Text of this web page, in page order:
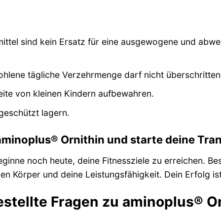
sind kein Ersatz für eine ausgewogene und
tägliche Verzehrmenge darf nicht
von kleinen Kindern aufbewahren.
lagern.
Ornithin und starte deine
noch heute, deine Fitnessziele zu erreichen.
Körper und deine Leistungsfähigkeit. Dein Erfolg
Fragen zu aminoplus®